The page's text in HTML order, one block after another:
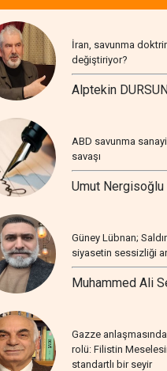
İran, savunma
değiştiriyor?
Alptekin
ABD savunma
savaşı
Umut Nergisoğlu
Güney Lübnan;
siyasetin sessizliği
Muhammed Ali
Gazze anlaşmasında
rolü: Filistin
standartlı bir seyir